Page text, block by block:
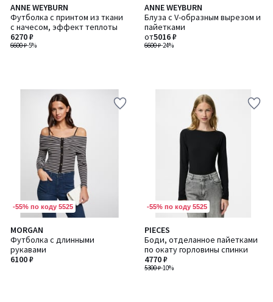
ANNE WEYBURN
Футболка с принтом из ткани
с начесом, эффект теплоты
6600 ₽-5%
6270 ₽
ANNE WEYBURN
Блуза с V-образным вырезом и
пайетками
6600 ₽-24%
от5016 ₽
-55% по коду 5525
MORGAN
Футболка с длинными
рукавами
6100 ₽
-55% по коду 5525
PIECES
Боди, отделанное пайетками
по окату горловины спинки
5300 ₽-10%
4770 ₽